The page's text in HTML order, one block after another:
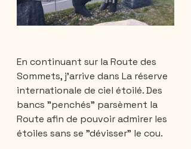
En continuant sur la Route des
Sommets, j’arrive dans La réserve
internationale de ciel étoilé. Des
bancs "penchés" parsèment la
Route afin de pouvoir admirer les
étoiles sans se "dévisser" le cou.